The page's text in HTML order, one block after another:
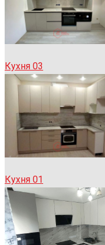
Кухня 03
Кухня 01